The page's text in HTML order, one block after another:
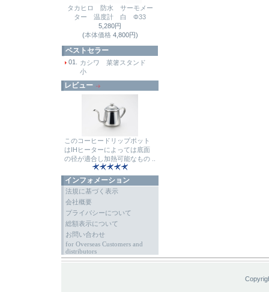
タカヒロ 防水 サーモメー
ター 温度計 白 Φ33
5,280円
(本体価格4,800円)
ベストセラー
01.
カシワ 菜箸スタンド
小
レビュー
このコーヒードリップポット
はIHヒーターによっては底面
の径が適合し加熱可能なもの ..
インフォメーション
法規に基づく表示
会社概要
プライバシーについて
総額表示について
お問い合わせ
for Overseas Customers and
distributors